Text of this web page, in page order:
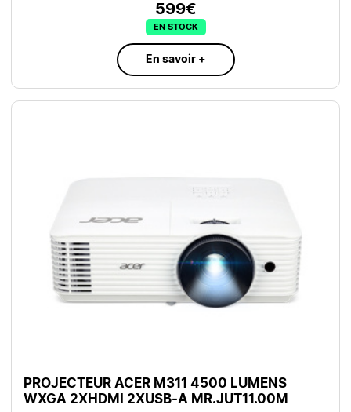
599€
EN STOCK
En savoir +
PROJECTEUR ACER M311 4500 LUMENS
WXGA 2XHDMI 2XUSB-A MR.JUT11.00M